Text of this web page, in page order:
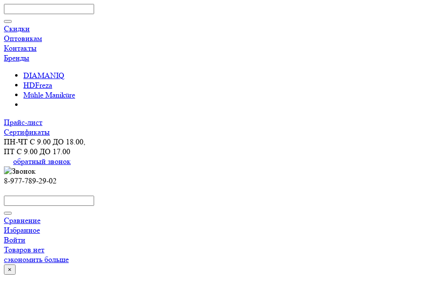
Скидки
Оптовикам
Контакты
Бренды
DIAMANIQ
HDFreza
Mühle Maniküre
Прайс-лист
Сертификаты
ПН-ЧТ С 9.00 ДО 18.00,
ПТ С 9.00 ДО 17.00
обратный звонок
8-977-789-29-02
Сравнение
Избранное
Войти
Товаров нет
сэкономить больше
×